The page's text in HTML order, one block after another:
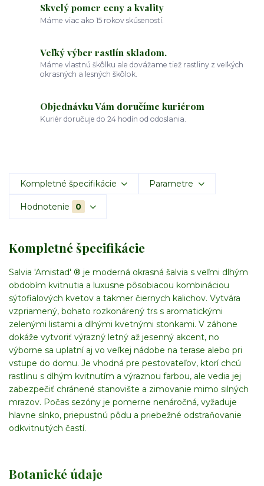
Skvelý pomer ceny a kvality
Máme viac ako 15 rokov skúseností.
Veľký výber rastlín skladom.
Máme vlastnú škôlku ale dovážame tiež rastliny z veľkých
okrasných a lesných škôlok.
Objednávku Vám doručíme kuriérom
Kuriér doručuje do 24 hodín od odoslania.
Kompletné špecifikácie Parametre
Hodnotenie 0
Kompletné špecifikácie
Salvia 'Amistad' ® je moderná okrasná šalvia s veľmi dlhým
obdobím kvitnutia a luxusne pôsobiacou kombináciou
sýtofialových kvetov a takmer čiernych kalichov. Vytvára
vzpriamený, bohato rozkonárený trs s aromatickými
zelenými listami a dlhými kvetnými stonkami. V záhone
dokáže vytvoriť výrazný letný až jesenný akcent, no
výborne sa uplatní aj vo veľkej nádobe na terase alebo pri
vstupe do domu. Je vhodná pre pestovateľov, ktorí chcú
rastlinu s dlhým kvitnutím a výraznou farbou, ale vedia jej
zabezpečiť chránené stanovište a zimovanie mimo silných
mrazov. Počas sezóny je pomerne nenáročná, vyžaduje
hlavne slnko, priepustnú pôdu a priebežné odstraňovanie
odkvitnutých častí.
Botanické údaje